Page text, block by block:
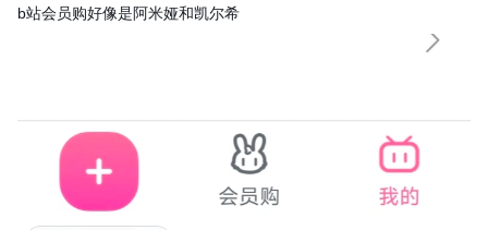
b站会员购好像是阿米娅和凯尔希